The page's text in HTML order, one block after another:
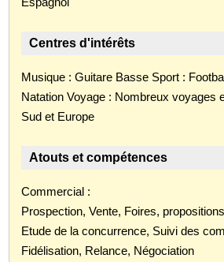
Centres d'intérêts
Musique : Guitare Basse Sport :
Natation Voyage : Nombreux voyages
Sud et Europe
Atouts et compétences
Commercial :
Prospection, Vente, Foires,
Etude de la concurrence, Suivi des
Fidélisation, Relance, Négociation